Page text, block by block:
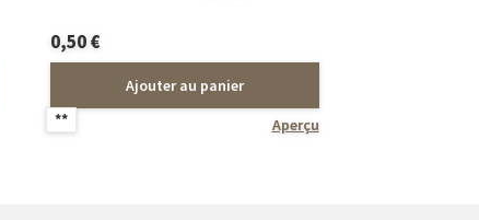
**
0,50€
Ajouter au panier
Aperçu